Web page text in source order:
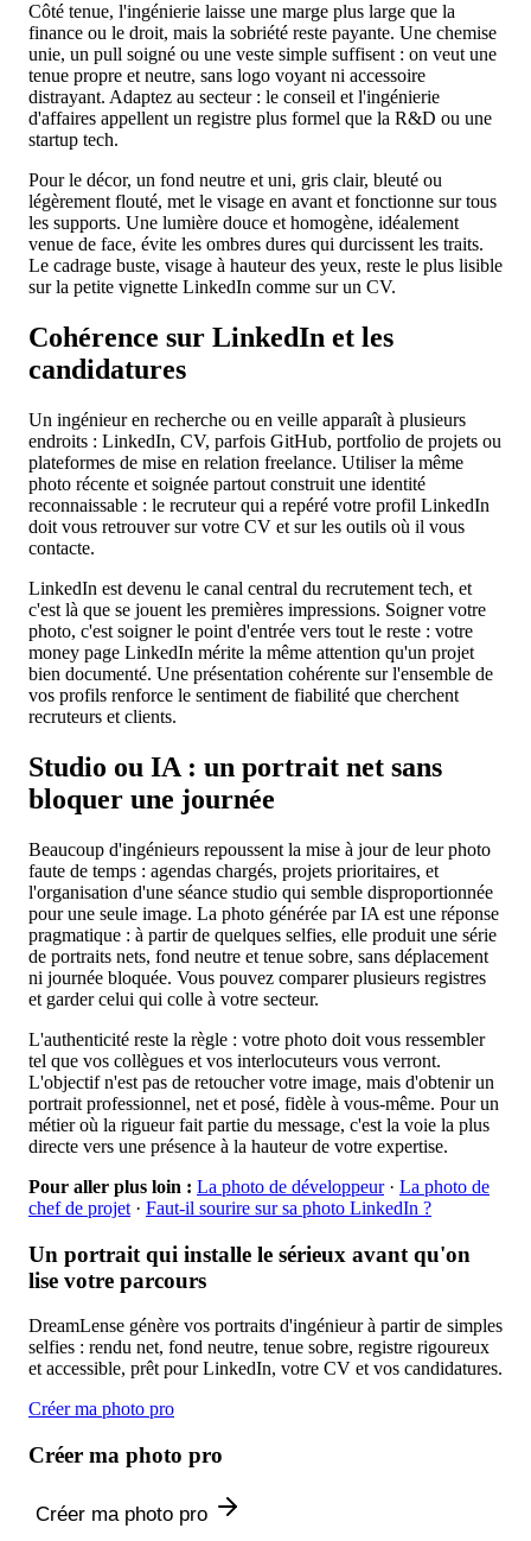
Côté tenue, l'ingénierie laisse une marge plus large que la
finance ou le droit, mais la sobriété reste payante. Une chemise
unie, un pull soigné ou une veste simple suffisent : on veut une
tenue propre et neutre, sans logo voyant ni accessoire
distrayant. Adaptez au secteur : le conseil et l'ingénierie
d'affaires appellent un registre plus formel que la R&D ou une
startup tech.
Pour le décor, un fond neutre et uni, gris clair, bleuté ou
légèrement flouté, met le visage en avant et fonctionne sur tous
les supports. Une lumière douce et homogène, idéalement
venue de face, évite les ombres dures qui durcissent les traits.
Le cadrage buste, visage à hauteur des yeux, reste le plus lisible
sur la petite vignette LinkedIn comme sur un CV.
Cohérence sur LinkedIn et les
candidatures
Un ingénieur en recherche ou en veille apparaît à plusieurs
endroits : LinkedIn, CV, parfois GitHub, portfolio de projets ou
plateformes de mise en relation freelance. Utiliser la même
photo récente et soignée partout construit une identité
reconnaissable : le recruteur qui a repéré votre profil LinkedIn
doit vous retrouver sur votre CV et sur les outils où il vous
contacte.
LinkedIn est devenu le canal central du recrutement tech, et
c'est là que se jouent les premières impressions. Soigner votre
photo, c'est soigner le point d'entrée vers tout le reste : votre
money page LinkedIn mérite la même attention qu'un projet
bien documenté. Une présentation cohérente sur l'ensemble de
vos profils renforce le sentiment de fiabilité que cherchent
recruteurs et clients.
Studio ou IA : un portrait net sans
bloquer une journée
Beaucoup d'ingénieurs repoussent la mise à jour de leur photo
faute de temps : agendas chargés, projets prioritaires, et
l'organisation d'une séance studio qui semble disproportionnée
pour une seule image. La photo générée par IA est une réponse
pragmatique : à partir de quelques selfies, elle produit une série
de portraits nets, fond neutre et tenue sobre, sans déplacement
ni journée bloquée. Vous pouvez comparer plusieurs registres
et garder celui qui colle à votre secteur.
L'authenticité reste la règle : votre photo doit vous ressembler
tel que vos collègues et vos interlocuteurs vous verront.
L'objectif n'est pas de retoucher votre image, mais d'obtenir un
portrait professionnel, net et posé, fidèle à vous-même. Pour un
métier où la rigueur fait partie du message, c'est la voie la plus
directe vers une présence à la hauteur de votre expertise.
Pour aller plus loin : La photo de développeur· La photo de
chef de projet · Faut-il sourire sur sa photo LinkedIn ?
Un portrait qui installe le sérieux avant qu'on
lise votre parcours
DreamLense génère vos portraits d'ingénieur à partir de simples
selfies : rendu net, fond neutre, tenue sobre, registre rigoureux
et accessible, prêt pour LinkedIn, votre CV et vos candidatures.
Créer ma photo pro
Créer ma photo pro
Créer ma photo pro